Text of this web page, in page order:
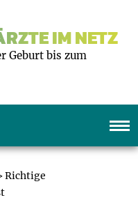
IM NETZ
Geburt bis zum
Richtige